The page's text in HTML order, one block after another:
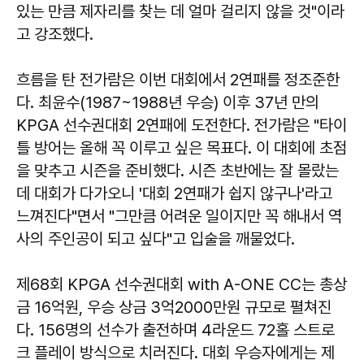
있는 만큼 제자리를 찾는 데 얼마 걸리지 않을 것"이라
고 강조했다.
흐름을 탄 전가람은 이번 대회에서 2연패를 정조준한
다. 최윤수(1987~1988년 우승) 이후 37년 만의
KPGA 선수권대회 2연패에 도전한다. 전가람은 "타이
틀 방어는 올해 꼭 이루고 싶은 목표다. 이 대회에 초점
을 맞추고 시즌을 준비했다. 시즌 초반에는 잘 몰랐는
데 대회가 다가오니 '대회 2연패가 쉽지 않구나'라고
느껴진다"면서 "그만큼 어려운 일이지만 꼭 해내서 역
사의 주인공이 되고 싶다"고 입술을 깨물었다.
제68회 KPGA 선수권대회 with A-ONE CC는 총상
금 16억원, 우승 상금 3억2000만원 규모로 펼쳐진
다. 156명의 선수가 출전하며 4라운드 72홀 스트로
크 플레이 방식으로 치러진다. 대회 우승자에게는 제